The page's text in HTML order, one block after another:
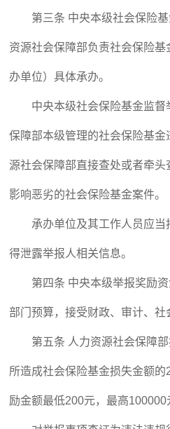
第三条 中央本级社会保险基
资源社会保障部负责社会保险
办单位）具体承办。
中央本级社会保险基金监督
保障部本级管理的社会保险基
源社会保障部直接查处或者牵
影响恶劣的社会保险基金案件。
承办单位及其工作人员应当
得泄露举报人相关信息。
第四条 中央本级举报奖励资
部门预算，接受财政、审计、社
第五条 人力资源社会保障部
所造成社会保险基金损失金额
励金额最低200元，最高100000